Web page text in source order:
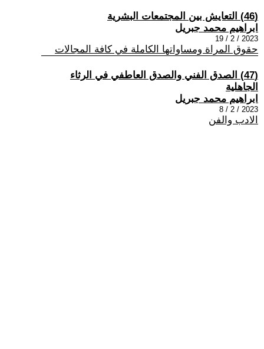
(46) التعايش بين المجتمعات البشرية
ابراهيم محمد جبريل
2023 / 2 / 19
حقوق المراة ومساواتها الكاملة في كافة المجالات
(47) الصدق الفني والصدق العاطفي في الرثاء
الجاهلية
ابراهيم محمد جبريل
2023 / 2 / 8
الادب والفن